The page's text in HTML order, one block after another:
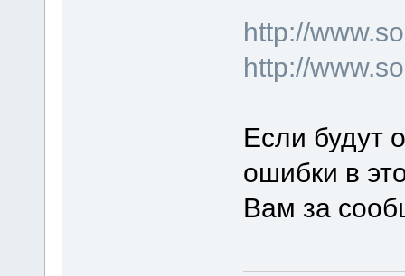
http://
http://
Если будут
ошибки в
Вам за